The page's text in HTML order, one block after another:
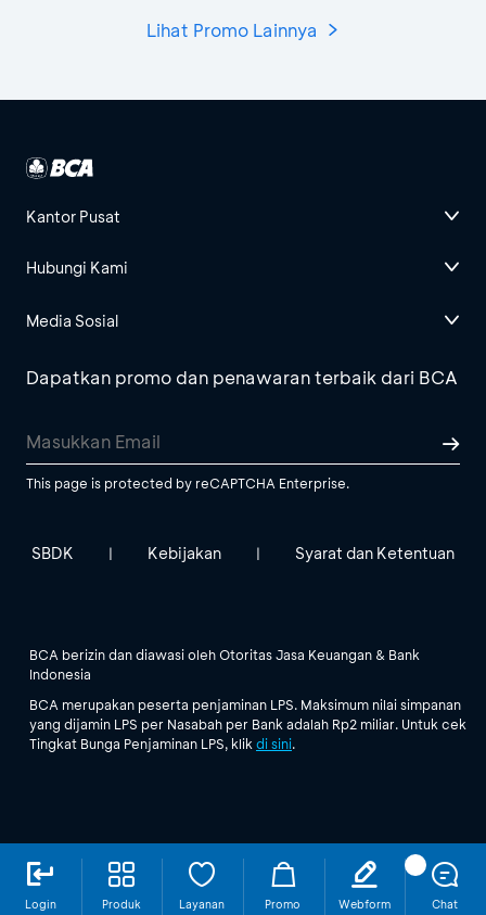
Login Produk Layanan Promo
Webform
Chat
Lihat Promo Lainnya
Kantor Pusat
Hubungi Kami
Media Sosial
Dapatkan promo dan penawaran terbaik dari BCA
This page is protected by reCAPTCHA Enterprise.
SBDK | Kebijakan | Syarat dan Ketentuan
BCA berizin dan diawasi oleh Otoritas Jasa Keuangan & Bank
Indonesia
BCA merupakan peserta penjaminan LPS. Maksimum nilai simpanan
yang dijamin LPS per Nasabah per Bank adalah Rp2 miliar. Untuk cek
Tingkat Bunga Penjaminan LPS, klik di sini.